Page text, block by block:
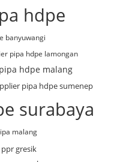
hdpe
banyuwangi
pipa hdpe lamongan
hdpe malang
pipa hdpe sumenep
surabaya
malang
gresik